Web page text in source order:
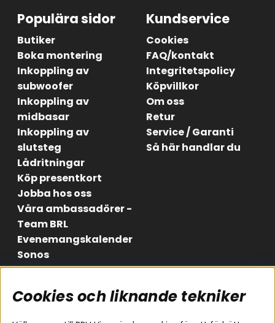
Populära sidor
Butiker
Boka montering
Inkoppling av
subwoofer
Inkoppling av
midbasar
Inkoppling av
slutsteg
Lådritningar
Köp presentkort
Jobba hos oss
Våra ambassadörer -
Team BRL
Evenemangskalender
Sonos
Kundservice
Cookies
FAQ/kontakt
Integritetspolicy
Köpvillkor
Om oss
Retur
Service / Garanti
Så här handlar du
Områden
Billjud
Följ oss
Instagram
Cookies och liknande tekniker